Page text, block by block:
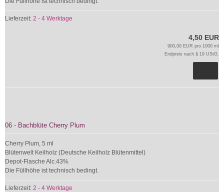
Lieferzeit: 2 - 4 Werktage
4,50 EUR
900,00 EUR pro 1000 ml
Endpreis nach § 19 UStG.
06 - Bachblüte Cherry Plum
Cherry Plum, 5 ml
Blütenwelt Keilholz (Deutsche Keilholz Blütenmittel)
Depot-Flasche Alc.43%
Die Füllhöhe ist technisch bedingt.
Lieferzeit: 2 - 4 Werktage